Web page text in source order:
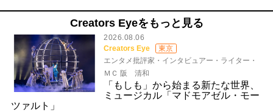
Creators Eyeをもっと見る
2026.08.06
Creators Eye
東京
エンタメ批評家・インタビュアー・ライター・
ＭＣ 阪 清和
「もしも」から始まる新たな世界、
ミュージカル「マドモアゼル・モー
ツァルト」